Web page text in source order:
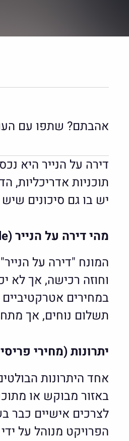
אהבתם? שתפו עם
דירה על הנייר היא
תוכניות אדריכליות,
יש בו גם סיכונים
מהי דירה על הנייר(Pre-Sale)
המונח "דירה על
במחירים אטרקטיביים
תשלום נוחים, אך
יתרונות (מחירי
אחד היתרונות
באזור מבוקש או
לצרכים אישיים כבר
הפרויקט מנוהל על